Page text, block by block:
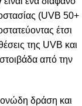
(UVB 50+
έτσι
της UVB και
από την
δράση και